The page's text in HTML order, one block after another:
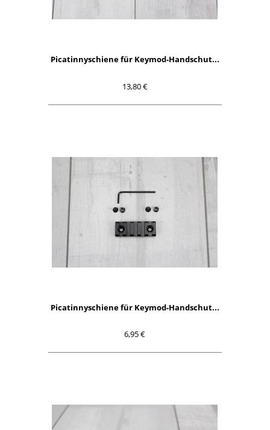
Picatinnyschiene für Keymod-Handschut...
13,80 €
Picatinnyschiene für Keymod-Handschut...
6,95 €